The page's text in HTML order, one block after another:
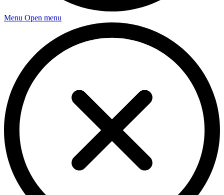
Menu Open menu